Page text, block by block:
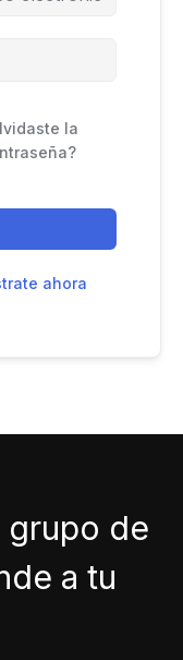
la
ahora
grupo de
a tu